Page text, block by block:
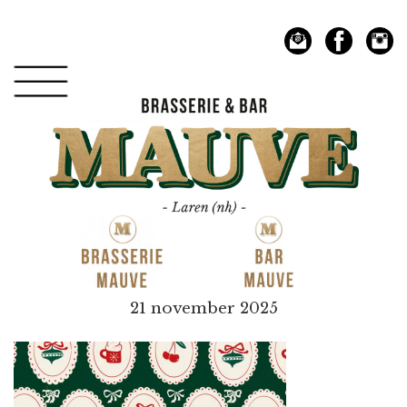
hoofdnavigatie
hoofd
inhoud
Mauve
21 november 2025